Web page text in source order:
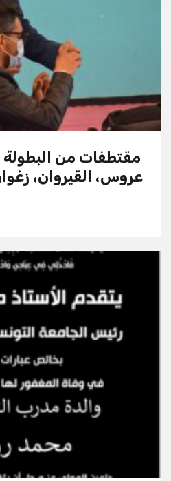
مقتطفات من البطولة
عروس، القيروان،